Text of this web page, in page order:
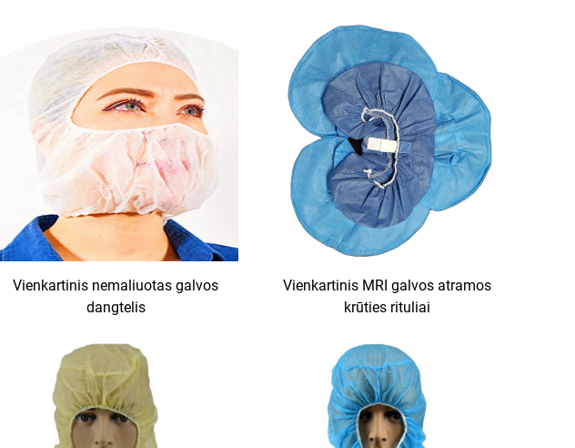
Vienkartinis nemaliuotas galvos
dangtelis
Vienkartinis MRI galvos atramos
krūties rituliai